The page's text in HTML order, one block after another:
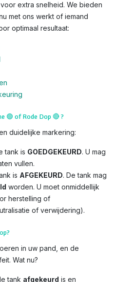
extra snelheid. We bieden
met ons werkt of iemand
optimaal resultaat:
🟢 of Rode Dop🔴?
duidelijke markering:
tank is GOEDGEKEURD. U mag
vullen.
is AFGEKEURD. De tank mag
worden. U moet onmiddellijk
herstelling of
of verwijdering).
in uw pand, en de
Wat nu?
tank afgekeurd is en